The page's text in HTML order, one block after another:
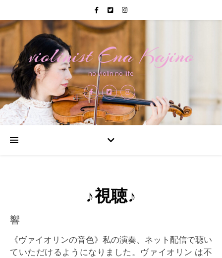
violinist Ena Kajino
no violin no life
♪視聴♪
響
《ヴァイオリンの音色》私の演奏、ネット配信で聴い
ていただけるようになりました。ヴァイオリン は不